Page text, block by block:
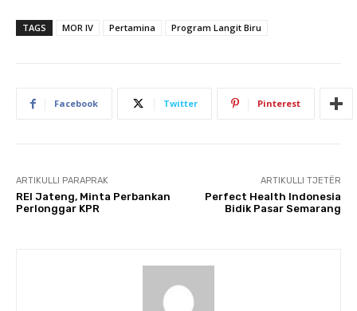
TAGS MOR IV Pertamina Program Langit Biru
Facebook Twitter Pinterest
ARTIKULLI PARAPRAK
REI Jateng, Minta Perbankan
Perlonggar KPR
ARTIKULLI TJETËR
Perfect Health Indonesia
Bidik Pasar Semarang